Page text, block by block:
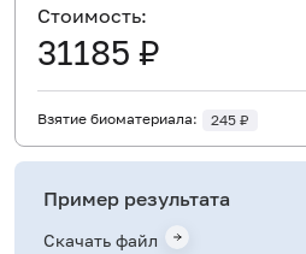
Cтоимость:
31185 ₽
Взятие биоматериала: 245 ₽
Пример результата
Скачать файл